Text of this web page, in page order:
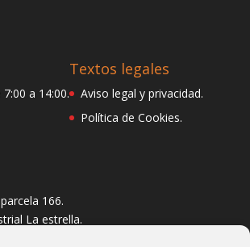
a 14:00.
Textos legales
Aviso legal y privacidad.
Política de Cookies.
166.
La estrella.